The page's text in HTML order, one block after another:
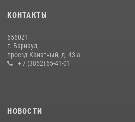
КОНТАКТЫ
656021
г. Барнаул,
проезд Канатный, д. 43 а
+ 7 (3852) 65-41-01
НОВОСТИ